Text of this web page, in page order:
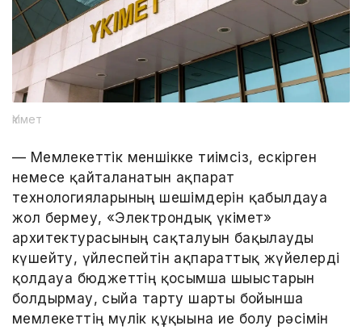
Үкімет
— Мемлекеттік меншікке тиімсіз, ескірген
немесе қайталанатын ақпарат
технологияларының шешімдерін қабылдауға
жол бермеу, «Электрондық үкімет»
архитектурасының сақталуын бақылауды
күшейту, үйлеспейтін ақпараттық жүйелерді
қолдауға бюджеттің қосымша шығыстарын
болдырмау, сыйға тарту шарты бойынша
мемлекеттің мүлік құқығына ие болу рәсімін